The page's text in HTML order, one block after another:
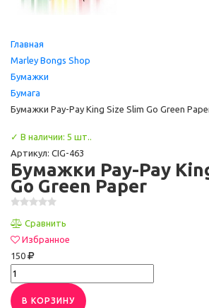
Главная
Marley Bongs Shop
Бумажки
Бумага
Бумажки Pay-Pay King Size Slim Go Green
✓ В наличии: 5 шт..
Артикул: CIG-463
Бумажки Pay-Pay
Go Green Paper
Сравнить
Избранное
150
В КОРЗИНУ